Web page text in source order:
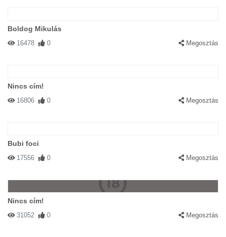
Boldog Mikulás
16478 0 Megosztás
Nincs cím!
16806 0 Megosztás
Bubi foci
17556 0 Megosztás
Nincs cím!
31052 0 Megosztás